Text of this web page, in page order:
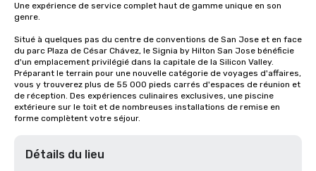
Une expérience de service complet haut de gamme unique en son
genre.
Situé à quelques pas du centre de conventions de San Jose et en face
du parc Plaza de César Chávez, le Signia by Hilton San Jose bénéficie
d'un emplacement privilégié dans la capitale de la Silicon Valley.
Préparant le terrain pour une nouvelle catégorie de voyages d'affaires,
vous y trouverez plus de 55 000 pieds carrés d'espaces de réunion et
de réception. Des expériences culinaires exclusives, une piscine
extérieure sur le toit et de nombreuses installations de remise en
forme complètent votre séjour.
Détails du lieu